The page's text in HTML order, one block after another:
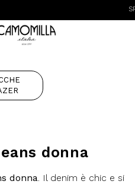
Italia®
donna
donna. Il denim è chic e si